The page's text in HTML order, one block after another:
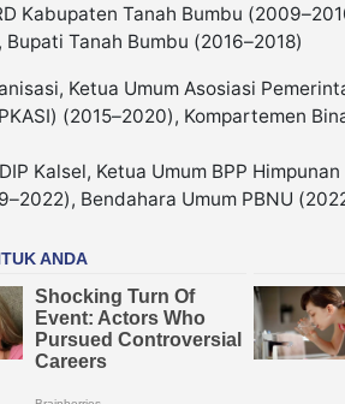
Kabupaten Tanah Bumbu
Bupati Tanah Bumbu (2016–2018)
Ketua Umum Asosiasi
(2015–2020), Kompartemen
Kalsel, Ketua Umum BPP
Bendahara Umum PBNU